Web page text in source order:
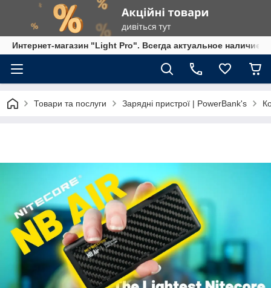
Интернет-магазин "Light Pro". Всегда актуальное
Товари та послуги Зарядні пристрої | PowerBank's